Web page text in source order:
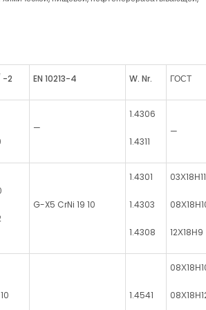
-2 EN 10213-4 W. Nr. ГОСТ
—
1.4306
1.4311
—
G-X5 CrNi 19 10
1.4301
1.4303
1.4308
03Х18Н11
12Х18Н9
1.4541